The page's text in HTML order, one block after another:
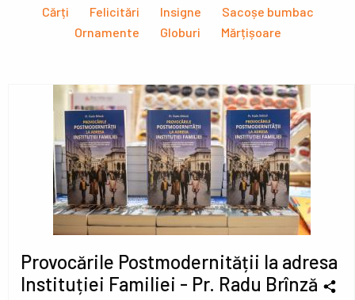
Cărți Felicitări Insigne
Sacoșe bumbac
Ornamente
Globuri Mărțișoare
Provocările Postmodernității la adresa
Instituției Familiei - Pr. Radu Brînză